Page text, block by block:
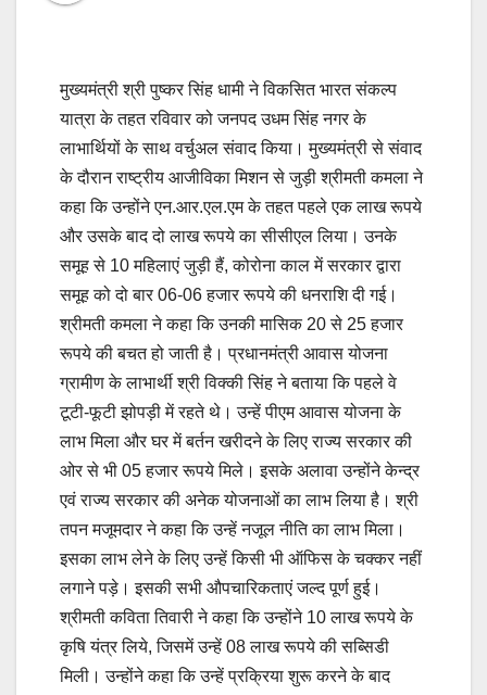
मुख्यमंत्री श्री पुष्कर सिंह धामी ने विकसित भारत संकल्प
यात्रा के तहत रविवार को जनपद उधम सिंह नगर के
लाभार्थियों के साथ वर्चुअल संवाद किया। मुख्यमंत्री से संवाद
के दौरान राष्ट्रीय आजीविका मिशन से जुड़ी श्रीमती कमला ने
कहा कि उन्होंने एन.आर.एल.एम के तहत पहले एक लाख रूपये
और उसके बाद दो लाख रूपये का सीसीएल लिया। उनके
समूह से 10 महिलाएं जुड़ी हैं, कोरोना काल में सरकार द्वारा
समूह को दो बार 06-06 हजार रूपये की धनराशि दी गई।
श्रीमती कमला ने कहा कि उनकी मासिक 20 से 25 हजार
रूपये की बचत हो जाती है। प्रधानमंत्री आवास योजना
ग्रामीण के लाभार्थी श्री विक्की सिंह ने बताया कि पहले वे
टूटी-फूटी झोपड़ी में रहते थे। उन्हें पीएम आवास योजना के
लाभ मिला और घर में बर्तन खरीदने के लिए राज्य सरकार की
ओर से भी 05 हजार रूपये मिले। इसके अलावा उन्होंने केन्द्र
एवं राज्य सरकार की अनेक योजनाओं का लाभ लिया है। श्री
तपन मजूमदार ने कहा कि उन्हें नजूल नीति का लाभ मिला।
इसका लाभ लेने के लिए उन्हें किसी भी ऑफिस के चक्कर नहीं
लगाने पड़े। इसकी सभी औपचारिकताएं जल्द पूर्ण हुई।
श्रीमती कविता तिवारी ने कहा कि उन्होंने 10 लाख रूपये के
कृषि यंत्र लिये, जिसमें उन्हें 08 लाख रूपये की सब्सिडी
मिली। उन्होंने कहा कि उन्हें प्रक्रिया शुरू करने के बाद